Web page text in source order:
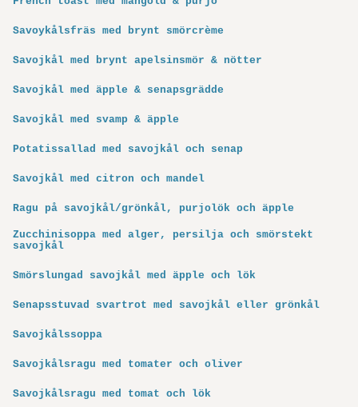
Savoykålsfräs med brynt smörcrème
Savojkål med brynt apelsinsmör & nötter
Savojkål med äpple & senapsgrädde
Savojkål med svamp & äpple
Potatissallad med savojkål och senap
Savojkål med citron och mandel
Ragu på savojkål/grönkål, purjolök och äpple
Zucchinisoppa med alger, persilja och smörstekt
savojkål
Smörslungad savojkål med äpple och lök
Senapsstuvad svartrot med savojkål eller grönkål
Savojkålssoppa
Savojkålsragu med tomater och oliver
Savojkålsragu med tomat och lök